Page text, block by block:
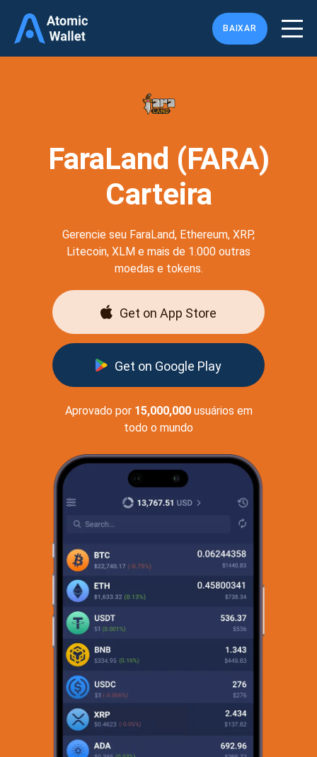
BAIXAR
FaraLand (FARA)
Carteira
Gerencie seu FaraLand, Ethereum, XRP,
Litecoin, XLM e mais de 1.000 outras
moedas e tokens.
Get on App Store
Get on Google Play
Aprovado por 15,000,000usuários em
todo o mundo